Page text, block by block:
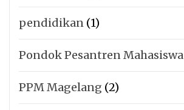
pendidikan (1)
Pondok Pesantren Mahasiswa
PPM Magelang (2)